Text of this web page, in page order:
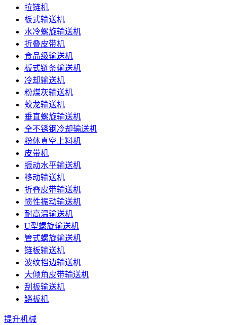
拉链机
板式输送机
水冷螺旋输送机
折叠皮带机
食品级输送机
板式链条输送机
冷却输送机
粉煤灰输送机
蛟龙输送机
垂直螺旋输送机
全不锈钢冷却输送机
粉体真空上料机
皮带机
振动水平输送机
移动输送机
折叠皮带输送机
惯性振动输送机
耐高温输送机
U型螺旋输送机
管式螺旋输送机
链板输送机
波纹挡边输送机
大倾角皮带输送机
刮板输送机
鳞板机
提升机械